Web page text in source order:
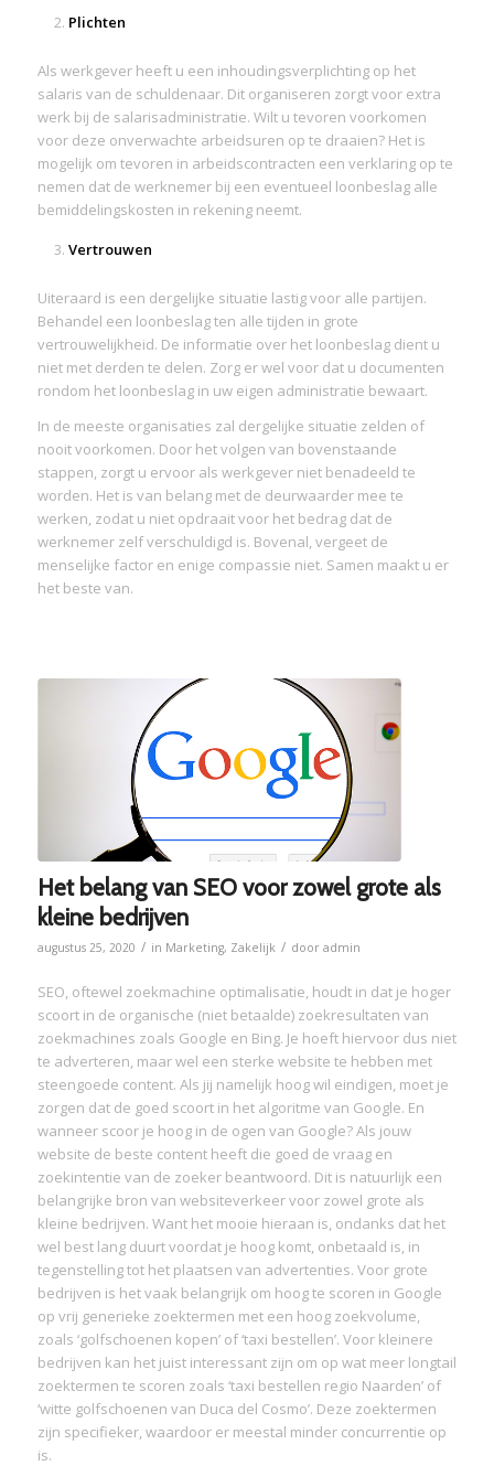
Plichten
Als werkgever heeft u een inhoudingsverplichting op het
salaris van de schuldenaar. Dit organiseren zorgt voor extra
werk bij de salarisadministratie. Wilt u tevoren voorkomen
voor deze onverwachte arbeidsuren op te draaien? Het is
mogelijk om tevoren in arbeidscontracten een verklaring op te
nemen dat de werknemer bij een eventueel loonbeslag alle
bemiddelingskosten in rekening neemt.
Vertrouwen
Uiteraard is een dergelijke situatie lastig voor alle partijen.
Behandel een loonbeslag ten alle tijden in grote
vertrouwelijkheid. De informatie over het loonbeslag dient u
niet met derden te delen. Zorg er wel voor dat u documenten
rondom het loonbeslag in uw eigen administratie bewaart.
In de meeste organisaties zal dergelijke situatie zelden of
nooit voorkomen. Door het volgen van bovenstaande
stappen, zorgt u ervoor als werkgever niet benadeeld te
worden. Het is van belang met de deurwaarder mee te
werken, zodat u niet opdraait voor het bedrag dat de
werknemer zelf verschuldigd is. Bovenal, vergeet de
menselijke factor en enige compassie niet. Samen maakt u er
het beste van.
Het belang van SEO voor zowel grote als
kleine bedrijven
augustus 25, 2020 / in Marketing, Zakelijk / door admin
SEO, oftewel zoekmachine optimalisatie, houdt in dat je hoger
scoort in de organische (niet betaalde) zoekresultaten van
zoekmachines zoals Google en Bing. Je hoeft hiervoor dus niet
te adverteren, maar wel een sterke website te hebben met
steengoede content. Als jij namelijk hoog wil eindigen, moet je
zorgen dat de goed scoort in het algoritme van Google. En
wanneer scoor je hoog in de ogen van Google? Als jouw
website de beste content heeft die goed de vraag en
zoekintentie van de zoeker beantwoord. Dit is natuurlijk een
belangrijke bron van websiteverkeer voor zowel grote als
kleine bedrijven. Want het mooie hieraan is, ondanks dat het
wel best lang duurt voordat je hoog komt, onbetaald is, in
tegenstelling tot het plaatsen van advertenties. Voor grote
bedrijven is het vaak belangrijk om hoog te scoren in Google
op vrij generieke zoektermen met een hoog zoekvolume,
zoals ‘golfschoenen kopen’ of ‘taxi bestellen’. Voor kleinere
bedrijven kan het juist interessant zijn om op wat meer longtail
zoektermen te scoren zoals ‘taxi bestellen regio Naarden’ of
‘witte golfschoenen van Duca del Cosmo’. Deze zoektermen
zijn specifieker, waardoor er meestal minder concurrentie op
is.